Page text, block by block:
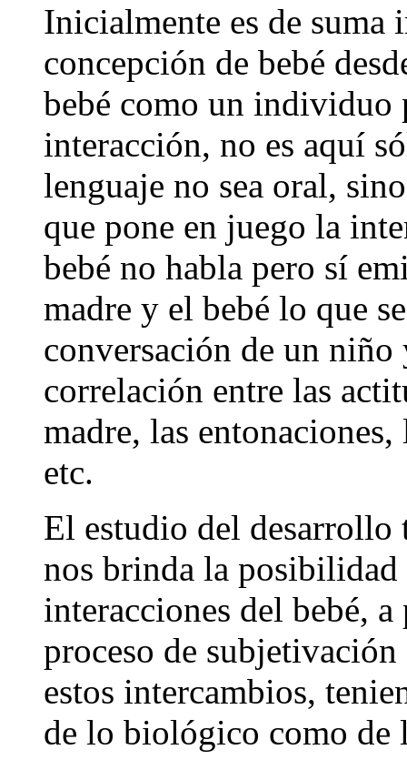
Inicialmente es de suma
concepción de bebé
bebé como un individuo
interacción, no es aquí
lenguaje no sea oral,
que pone en juego la
bebé no habla pero sí
madre y el bebé lo que
conversación de un niño
correlación entre las
madre, las
etc.
El estudio del desarrollo
nos brinda la posibilidad
interacciones del bebé,
proceso de subjetivación
estos intercambios,
de lo biológico como de